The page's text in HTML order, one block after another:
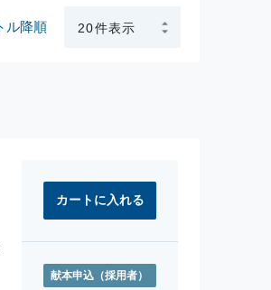
ル降順
献本申込 （採用者）